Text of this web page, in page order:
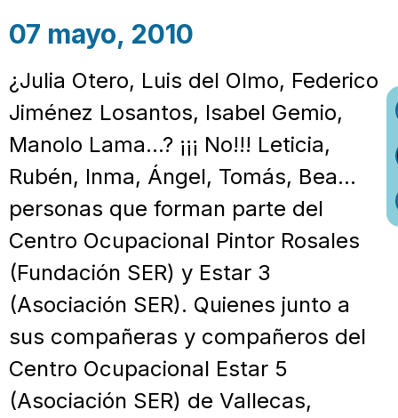
07 mayo, 2010
¿Julia Otero, Luis del Olmo, Federico
Jiménez Losantos, Isabel Gemio,
Manolo Lama…? ¡¡¡ No!!! Leticia,
Rubén, Inma, Ángel, Tomás, Bea…
personas que forman parte del
Centro Ocupacional Pintor Rosales
(Fundación SER) y Estar 3
(Asociación SER). Quienes junto a
sus compañeras y compañeros del
Centro Ocupacional Estar 5
(Asociación SER) de Vallecas,